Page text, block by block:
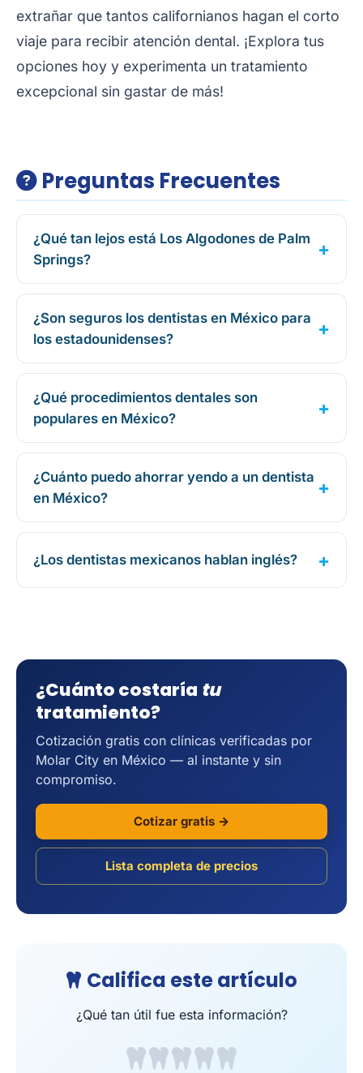
extrañar que tantos californianos hagan el corto
viaje para recibir atención dental. ¡Explora tus
opciones hoy y experimenta un tratamiento
excepcional sin gastar de más!
Preguntas Frecuentes
¿Qué tan lejos está Los Algodones de Palm
Springs?
¿Son seguros los dentistas en México para
los estadounidenses?
¿Qué procedimientos dentales son
populares en México?
¿Cuánto puedo ahorrar yendo a un dentista
en México?
¿Los dentistas mexicanos hablan inglés?
¿Cuánto costaría tu
tratamiento?
Cotización gratis con clínicas verificadas por
Molar City en México — al instante y sin
compromiso.
Cotizar gratis →
Lista completa de precios
Califica este artículo
¿Qué tan útil fue esta información?